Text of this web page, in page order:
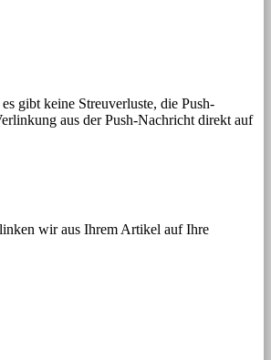
gibt keine Streuverluste, die Push-
aus der Push-Nachricht direkt auf
wir aus Ihrem Artikel auf Ihre